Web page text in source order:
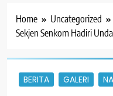
Home
Uncategorized
Sekjen Senkom Hadiri
BERITA GALERI